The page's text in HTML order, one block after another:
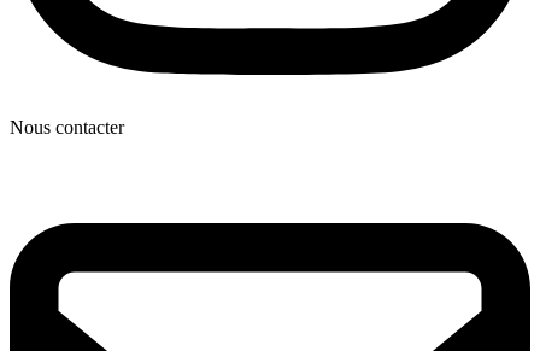
Nous contacter